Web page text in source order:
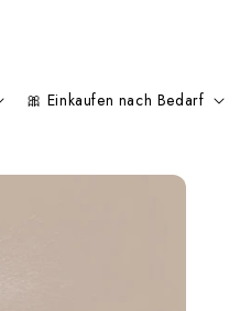
🎀 Einkaufen nach Bedarf